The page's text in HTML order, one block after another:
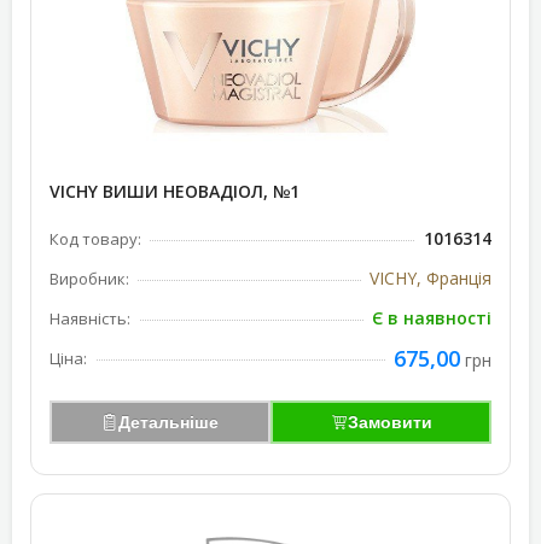
VICHY ВИШИ НЕОВАДІОЛ, №1
Код товару: 1016314
Виробник: VICHY, Франція
Наявність: Є в наявності
Ціна: 675,00 грн
Детальніше Замовити